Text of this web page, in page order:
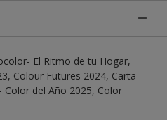
El Ritmo de tu Hogar,
Colour Futures 2024, Carta
Color del Año 2025, Color